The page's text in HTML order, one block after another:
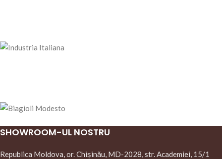
SHOWROOM-UL NOSTRU
Republica Moldova, or. Chișinău, MD-2028, str. Academiei, 15/1